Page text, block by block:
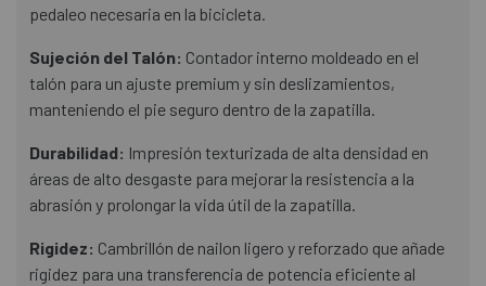
pedaleo necesaria en la bicicleta.
Sujeción del Talón: Contador interno moldeado en el
talón para un ajuste premium y sin deslizamientos,
manteniendo el pie seguro dentro de la zapatilla.
Durabilidad: Impresión texturizada de alta densidad en
áreas de alto desgaste para mejorar la resistencia a la
abrasión y prolongar la vida útil de la zapatilla.
Rigidez: Cambrillón de nailon ligero y reforzado que añade
rigidez para una transferencia de potencia eficiente al